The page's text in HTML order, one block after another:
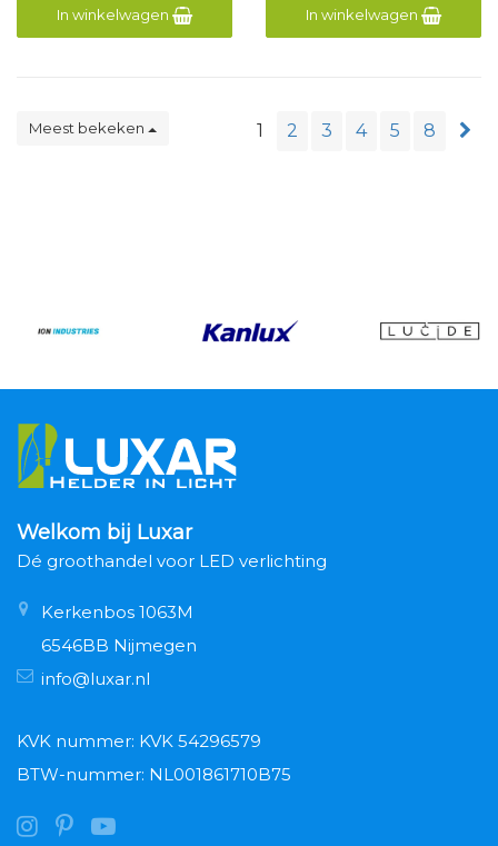
In winkelwagen In winkelwagen
Meest bekeken 1 2 3 4 5 8
Welkom bij Luxar
Dé groothandel voor LED verlichting
Kerkenbos 1063M
6546BB Nijmegen
info@luxar.nl
KVK nummer: KVK 54296579
BTW-nummer: NL001861710B75